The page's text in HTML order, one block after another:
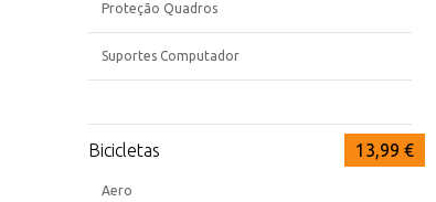
19,20 €
16,99 €
13,99 €
Proteção Quadros
Suportes Computador
Bicicletas
Aero